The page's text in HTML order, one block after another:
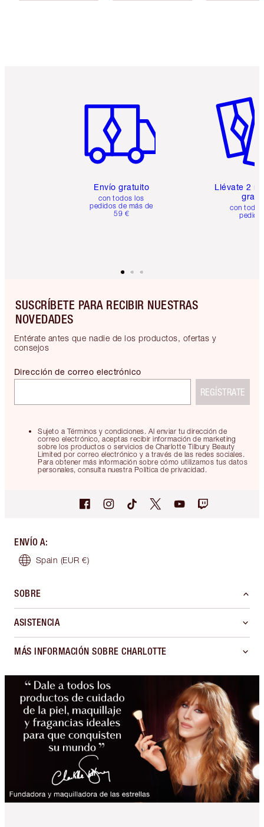
Envío gratuito
con todos los
pedidos de más de
59 €
Llévate 2
gratis
con
SUSCRÍBETE PARA RECIBIR NUESTRAS
NOVEDADES
Entérate antes que nadie de los productos, ofertas y
consejos
Sujeto a Términos y condiciones. Al enviar tu dirección de
correo electrónico, aceptas recibir información de marketing
sobre los productos o servicios de Charlotte Tilbury Beauty
Limited por correo electrónico y a través de las redes sociales.
Para obtener más información sobre cómo utilizamos tus datos
personales, consulta nuestra Política de privacidad.
Dirección de correo electrónico
REGÍSTRATE
ENVÍO A:
Spain (EUR €)
SOBRE
ASISTENCIA
MÁS INFORMACIÓN SOBRE CHARLOTTE